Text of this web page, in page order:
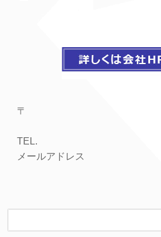
〒
TEL.
メールアドレス